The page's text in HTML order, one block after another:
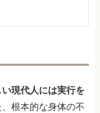
い現代人には実行を
根本的な身体の不